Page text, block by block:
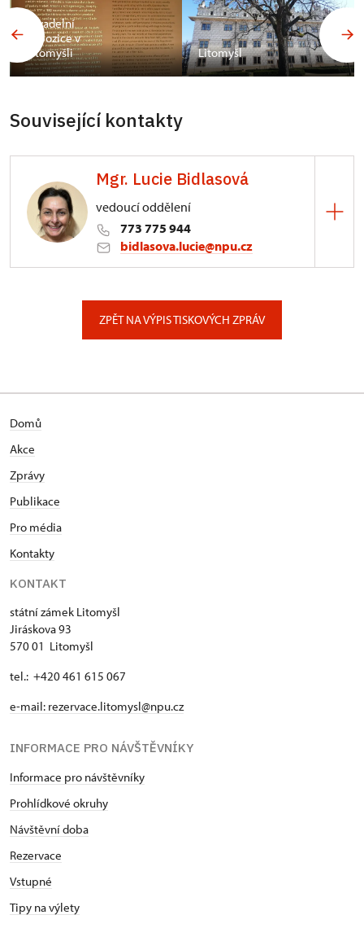
Divadelní
expozice v
Litomyšli
Litomyšl
Související kontakty
Mgr. Lucie Bidlasová
vedoucí oddělení
773 775 944
bidlasova.lucie@npu.cz
ZPĚT NA VÝPIS TISKOVÝCH ZPRÁV
Domů
Akce
Zprávy
Publikace
Pro média
Kontakty
KONTAKT
státní zámek Litomyšl
Jiráskova 93
570 01 Litomyšl
tel.: +420 461 615 067
e-mail: rezervace.litomysl@npu.cz
INFORMACE PRO NÁVŠTĚVNÍKY
Informace pro návštěvníky
Prohlídkové okruhy
Návštěvní doba
Rezervace
Vstupné
Tipy na výlety